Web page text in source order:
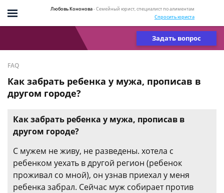
Любовь Кононова- Семейный юрист, специалист по алиментам
Спросить юриста
Задать вопрос
FAQ
Как забрать ребенка у мужа, прописав в
другом городе?
Как забрать ребенка у мужа, прописав в
другом городе?
С мужем не живу, не разведены. хотела с
ребенком уехать в другой регион (ребенок
проживал со мной), он узнав приехал у меня
ребенка забрал. Сейчас муж собирает против